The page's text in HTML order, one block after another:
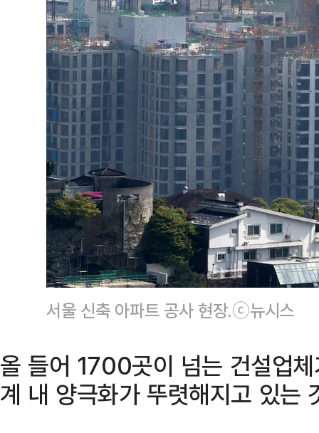
서울 신축 아파트 공사 현장.ⓒ뉴시스
올 들어 1700곳이 넘는 건설업
계 내 양극화가 뚜렷해지고 있는